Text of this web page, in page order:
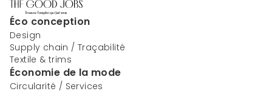
Éco conception
Design
Supply chain / Traçabilité
Textile & trims
Économie de la mode
Circularité / Services